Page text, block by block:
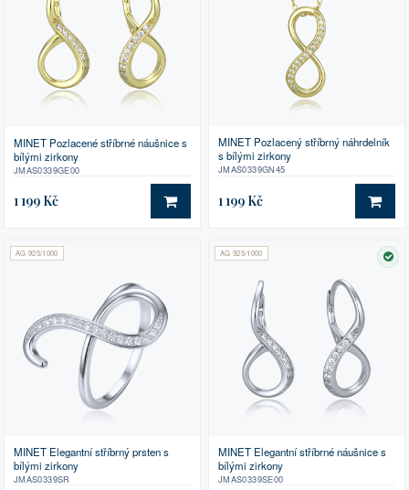
MINET Pozlacené stříbrné náušnice s
bílými zirkony
JMAS0339GE00
1 199 Kč DO KOŠÍKU
MINET Pozlacený stříbrný náhrdelník
s bílými zirkony
JMAS0339GN45
1 199 Kč DO
AG 925/1000
MINET Elegantní stříbrný prsten s
bílými zirkony
JMAS0339SR
AG 925/1000
MINET Elegantní stříbrné náušnice s
bílými zirkony
JMAS0339SE00